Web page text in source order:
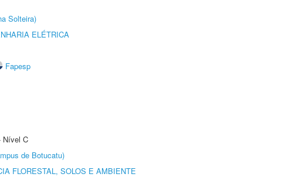
Solteira)
ELÉTRICA
Fapesp
Nível C
de Botucatu)
FLORESTAL, SOLOS E AMBIENTE